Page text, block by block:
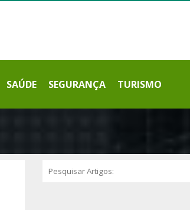
SAÚDE SEGURANÇA TURISMO